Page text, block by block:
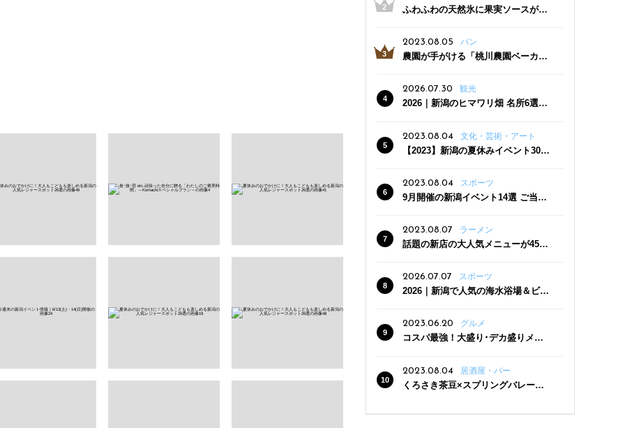
ふわふわの天然氷に果実ソースがた
三条駅近くにオープン
2023.08.05 パン
農園が手がける「桃川農園ベーカリ
った焼きたてパンのほか、ジェラー
トやスムージーも
2026.07.30 観光
2026｜新潟のヒマワリ畑 名所6選
2023.08.04
文化・芸術・アート
【2023】新潟の夏休みイベント30
2023.08.04
スポーツ
9月開催の新潟イベント14選 ご当地
2023.08.07 ラーメン
話題の新店の大人気メニューが450
クーポン登場
2026.07.07 スポーツ
2026｜新潟で人気の海水浴場＆ビー
2023.06.20
グルメ
コスパ最強！大盛り･デカ盛りメニ
2023.08.04
居酒屋・バー
くろさき茶豆×スプリングバレー豊